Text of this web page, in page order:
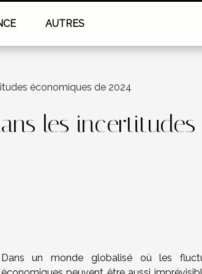
AUTRES
économiques de 2024
les
Dans un monde globalisé où les